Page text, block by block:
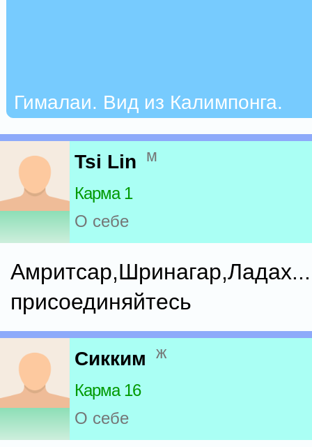
Гималаи. Вид из Калимпонга.
Tsi Lin м
Карма 1
О себе
присоединяйтесь
Сикким ж
Карма 16
О себе